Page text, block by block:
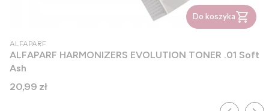
Do koszyka
PRODUCENT
ALFAPARF
ALFAPARF HARMONIZERS EVOLUTION TONER .01 Soft
Ash
Cena
20,99 zł